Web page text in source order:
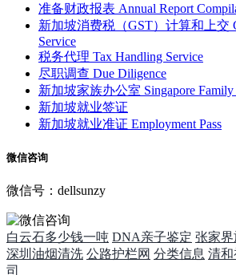
准备财政报表 Annual Report
新加坡消费税（GST）计算和上交
Service
税务代理 Tax Handling Service
尽职调查 Due Diligence
新加坡家族办公室 Singapore
新加坡就业签证
新加坡就业准证 Employment Pass
微信咨询
微信号：dellsunzy
白云石多少钱一吨 DNA亲子鉴定 张家
深圳油烟清洗 公路护栏网 分类信息 清
司